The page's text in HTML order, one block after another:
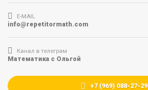
E-MAIL
info@repetitormath.com
Канал в телеграм
Математика с Ольгой
+7 (969) 088-27-29